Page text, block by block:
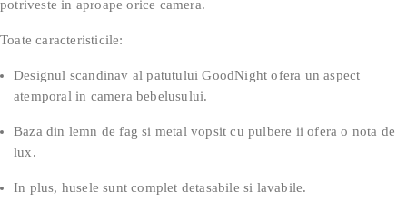
potriveste in aproape orice camera.
Toate caracteristicile:
Designul scandinav al patutului GoodNight ofera un aspect
atemporal in camera bebelusului.
Baza din lemn de fag si metal vopsit cu pulbere ii ofera o nota de
lux.
In plus, husele sunt complet detasabile si lavabile.